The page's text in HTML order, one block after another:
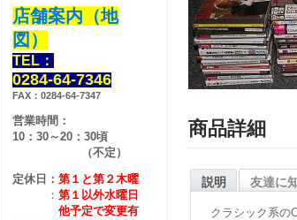
商品詳細
説明 友達に
クラシック系の
店舗案内（地
図）
TEL：
0284-64-7346
FAX：0284-64-7347
営業時間：
10：30～20：30頃
（不定）
定休日： 第１と第２木曜
： 第１以外水曜日
他予定で変更有